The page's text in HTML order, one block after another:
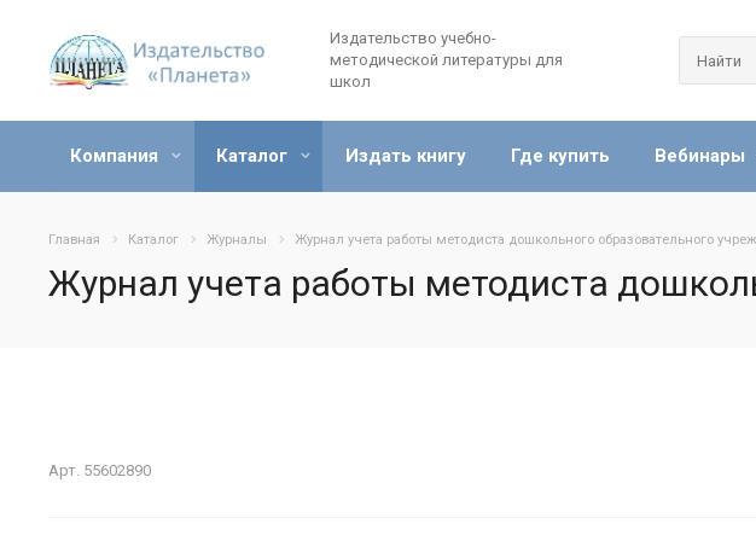
Издательство учебно-
методической литературы для
школ
Компания Каталог Издать книгу Где купить Вебинары
Главная Каталог Журналы Журнал учета работы методиста дошкольного образовательного
Журнал учета работы методиста
Арт. 55602890